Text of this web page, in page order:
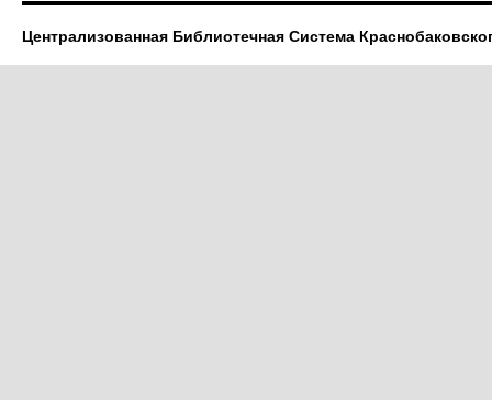
Централизованная Библиотечная Система